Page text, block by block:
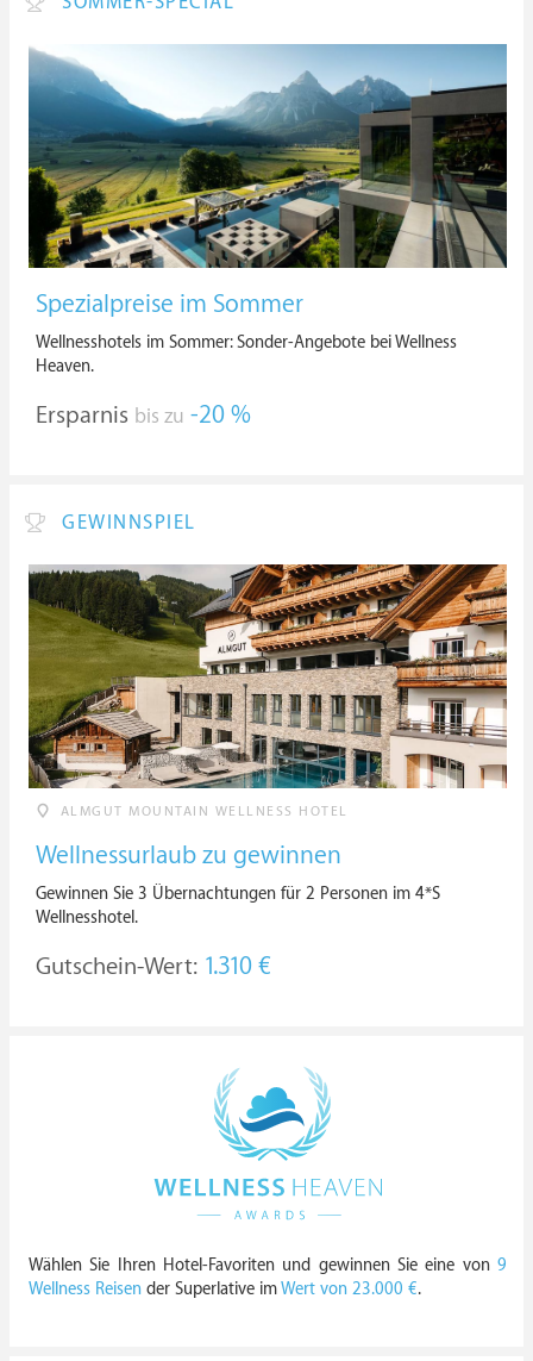
Spezialpreise im Sommer
Wellnesshotels im Sommer: Sonder-Angebote bei Wellness
Heaven.
Ersparnis bis zu -20 %
GEWINNSPIEL
ALMGUT MOUNTAIN WELLNESS HOTEL
Wellnessurlaub zu gewinnen
Gewinnen Sie 3 Übernachtungen für 2 Personen im 4*S
Wellnesshotel.
Gutschein-Wert: 1.310 €
Wählen Sie Ihren Hotel-Favoriten und gewinnen Sie eine von 9
Wellness Reisen der Superlative imWert von 23.000 €.